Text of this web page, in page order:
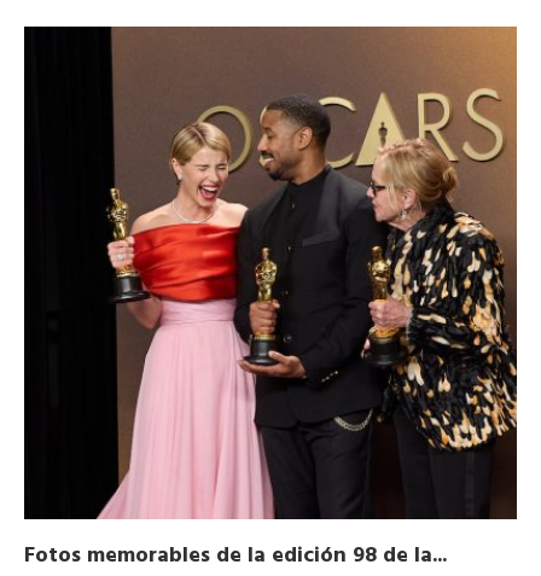
Fotos memorables de la edición 98 de la...